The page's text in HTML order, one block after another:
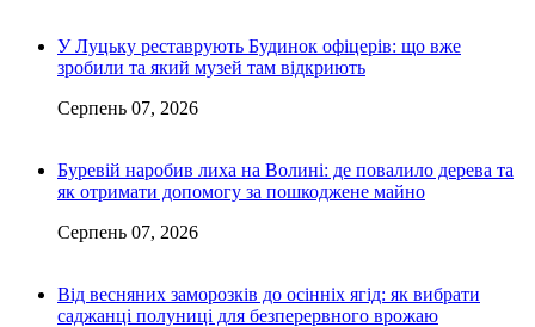
У Луцьку реставрують Будинок офіцерів: що вже
зробили та який музей там відкриють
Серпень 07, 2026
Буревій наробив лиха на Волині: де повалило дерева та
як отримати допомогу за пошкоджене майно
Серпень 07, 2026
Від весняних заморозків до осінніх ягід: як вибрати
саджанці полуниці для безперервного врожаю